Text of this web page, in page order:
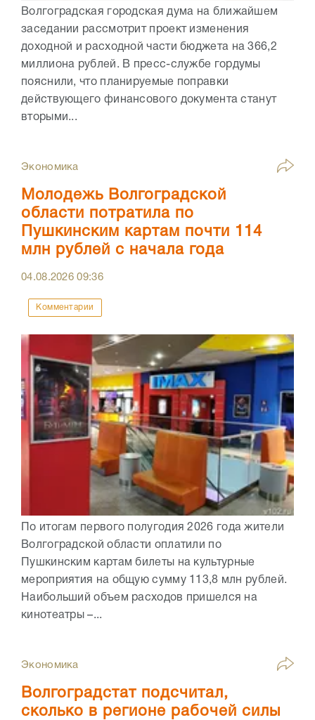
Волгоградская городская дума на ближайшем
заседании рассмотрит проект изменения
доходной и расходной части бюджета на 366,2
миллиона рублей. В пресс-службе гордумы
пояснили, что планируемые поправки
действующего финансового документа станут
вторыми...
Экономика
Молодежь Волгоградской
области потратила по
Пушкинским картам почти 114
млн рублей с начала года
04.08.202609:36
Комментарии
По итогам первого полугодия 2026 года жители
Волгоградской области оплатили по
Пушкинским картам билеты на культурные
мероприятия на общую сумму 113,8 млн рублей.
Наибольший объем расходов пришелся на
кинотеатры –...
Экономика
Волгоградстат подсчитал,
сколько в регионе рабочей силы